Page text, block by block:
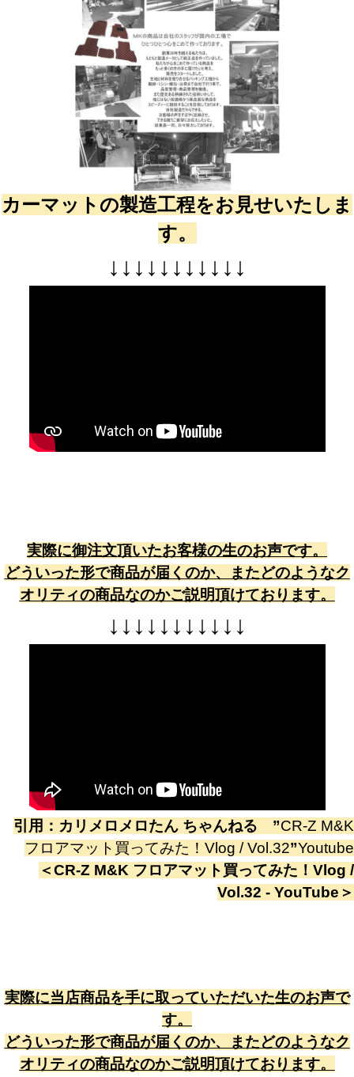
カーマットの製造工程をお見せいたしま
す。
↓ ↓ ↓ ↓ ↓ ↓ ↓ ↓ ↓ ↓ ↓
実際に御注文頂いたお客様の生のお声です。
どういった形で商品が届くのか、またどのようなク
オリティの商品なのかご説明頂けております。
↓ ↓ ↓ ↓ ↓ ↓ ↓ ↓ ↓ ↓ ↓
引用： カリメロメロたん ちゃんねる ”CR-Z M&K
フロアマット買ってみた！Vlog / Vol.32”Youtube
＜CR-Z M&K フロアマット買ってみた！Vlog /
Vol.32 - YouTube ＞
実際に当店商品を手に取っていただいた生のお声で
す。
どういった形で商品が届くのか、またどのようなク
オリティの商品なのかご説明頂けております。